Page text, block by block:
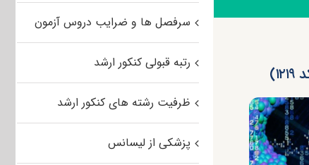
سرفصل ها و ضرایب دروس آزمون
رتبه قبولی کنکور ارشد
ظرفیت رشته های کنکور ارشد
پزشکی از لیسانس